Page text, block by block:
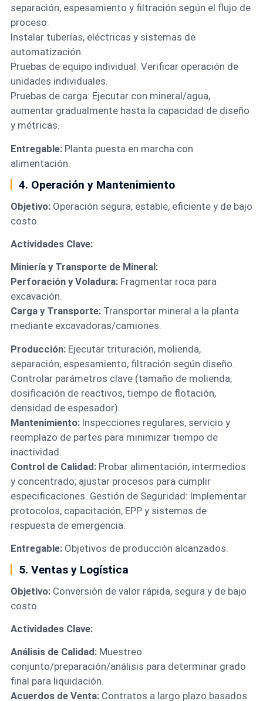
separación, espesamiento y filtración según el flujo de
proceso.
Instalar tuberías, eléctricas y sistemas de
automatización.
Pruebas de equipo individual: Verificar operación de
unidades individuales.
Pruebas de carga: Ejecutar con mineral/agua,
aumentar gradualmente hasta la capacidad de diseño
y métricas.
Entregable:Planta puesta en marcha con
alimentación.
4. Operación y Mantenimiento
Objetivo:Operación segura, estable, eficiente y de bajo
costo.
Actividades Clave:
Miniería y Transporte de Mineral:
Perforación y Voladura:Fragmentar roca para
excavación.
Carga y Transporte:Transportar mineral a la planta
mediante excavadoras/camiones.
Producción:Ejecutar trituración, molienda,
separación, espesamiento, filtración según diseño.
Controlar parámetros clave (tamaño de molienda,
dosificación de reactivos, tiempo de flotación,
densidad de espesador).
Mantenimiento:Inspecciones regulares, servicio y
reemplazo de partes para minimizar tiempo de
inactividad.
Control de Calidad:Probar alimentación, intermedios
y concentrado; ajustar procesos para cumplir
especificaciones. Gestión de Seguridad: Implementar
protocolos, capacitación, EPP y sistemas de
respuesta de emergencia.
Entregable:Objetivos de producción alcanzados.
5. Ventas y Logística
Objetivo:Conversión de valor rápida, segura y de bajo
costo.
Actividades Clave:
Análisis de Calidad:Muestreo
conjunto/preparación/análisis para determinar grado
final para liquidación.
Acuerdos de Venta:Contratos a largo plazo basados